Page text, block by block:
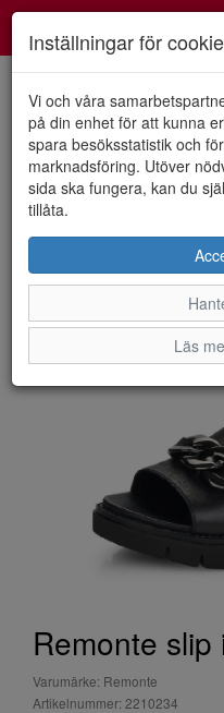
HEM REMONTE
Remonte slip
Varumärke: Remonte
Artikelnummer: 2210234
Inställningar för
Vi och våra
på din enhet för att kunna
spara besöksstatistik och
marknadsföring. Utöver
sida ska fungera, kan du
tillåta.
Läs